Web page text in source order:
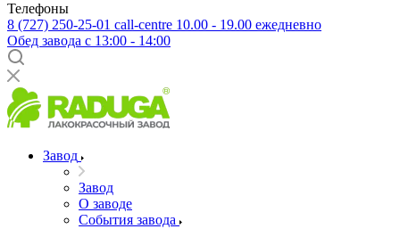
Телефоны
8 (727) 250-25-01 call-centre 10.00 - 19.00 ежедневно
Обед завода с 13:00 - 14:00
Завод
Завод
О заводе
События завода